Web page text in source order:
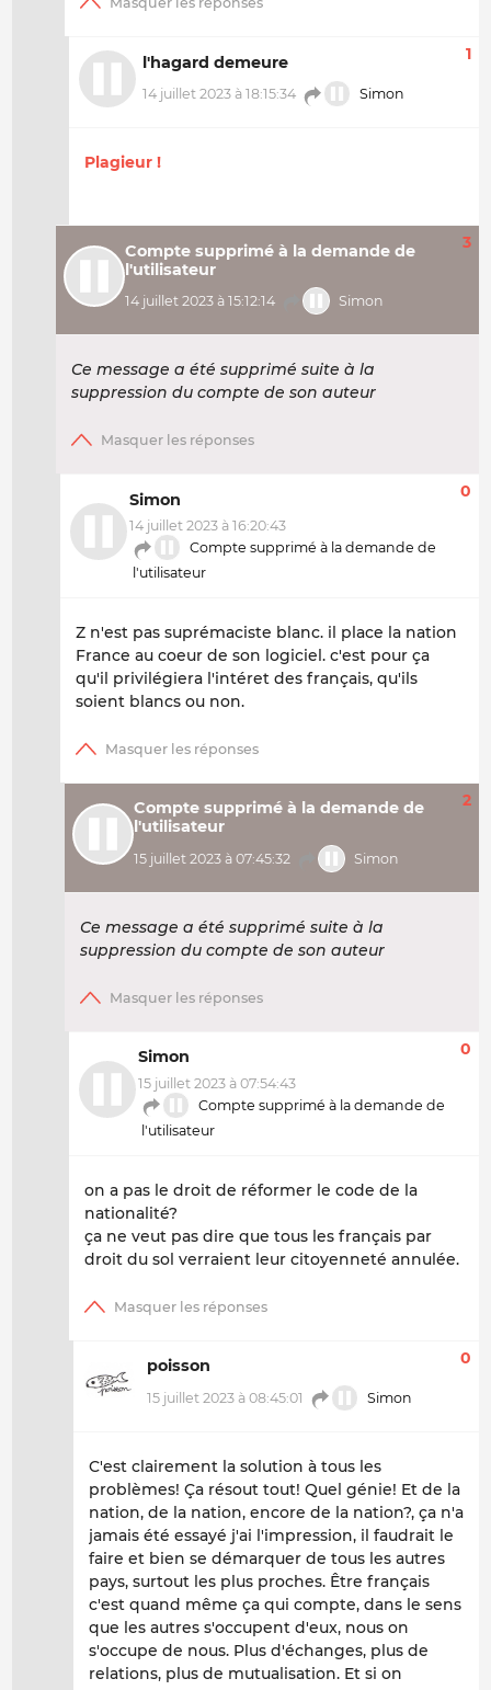
l'hagard demeure
14 juillet 2023 à 18:15:34 Simon
1
Plagieur !
Compte supprimé à la demande de
l'utilisateur
14 juillet 2023 à 15:12:14 Simon
3
Ce message a été supprimé suite à la
suppression du compte de son auteur
Simon
14 juillet 2023 à 16:20:43
Compte supprimé à la demande de
l'utilisateur
0
Z n'est pas suprémaciste blanc. il place la nation
France au coeur de son logiciel. c'est pour ça
qu'il privilégiera l'intéret des français, qu'ils
soient blancs ou non.
Compte supprimé à la demande de
l'utilisateur
15 juillet 2023 à 07:45:32 Simon
2
Ce message a été supprimé suite à la
suppression du compte de son auteur
Simon
15 juillet 2023 à 07:54:43
Compte supprimé à la demande de
l'utilisateur
0
on a pas le droit de réformer le code de la
nationalité?
ça ne veut pas dire que tous les français par
droit du sol verraient leur citoyenneté annulée.
poisson
15 juillet 2023 à 08:45:01 Simon
0
C'est clairement la solution à tous les
problèmes! Ça résout tout! Quel génie! Et de la
nation, de la nation, encore de la nation?, ça n'a
jamais été essayé j'ai l'impression, il faudrait le
faire et bien se démarquer de tous les autres
pays, surtout les plus proches. Être français
c'est quand même ça qui compte, dans le sens
que les autres s'occupent d'eux, nous on
s'occupe de nous. Plus d'échanges, plus de
relations, plus de mutualisation. Et si on